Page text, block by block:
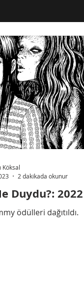
Duydu?: 2022
ödülleri dağıtıldı.
Köksal
2 dakikada okunur